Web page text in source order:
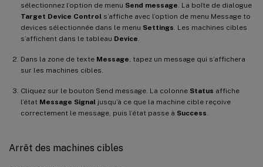
sélectionnez l’option de menu Send message . La boîte de dialogue
Target Device Control s’affiche avec l’option de menu Message to
devices sélectionnée dans le menu Settings . Les machines cibles
s’affichent dans le tableau Device
Dans la zone de texte Message , tapez un message qui s’affichera
sur les machines cibles.
Cliquez sur le bouton Send message. La colonne Status affiche
l’état Message Signal jusqu’à ce que la machine cible reçoive
correctement le message, puis l’état passe à Success
Arrêt des machines cibles